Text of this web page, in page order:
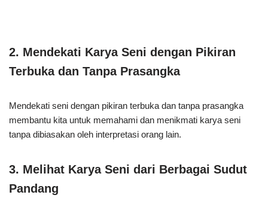
2. Mendekati Karya Seni dengan Pikiran
Terbuka dan Tanpa Prasangka
Mendekati seni dengan pikiran terbuka dan tanpa prasangka
membantu kita untuk memahami dan menikmati karya seni
tanpa dibiasakan oleh interpretasi orang lain.
3. Melihat Karya Seni dari Berbagai Sudut
Pandang